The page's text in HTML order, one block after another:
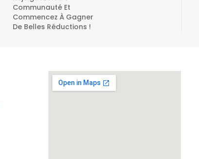
Communauté Et
Commencez À Gagner
De Belles Réductions !